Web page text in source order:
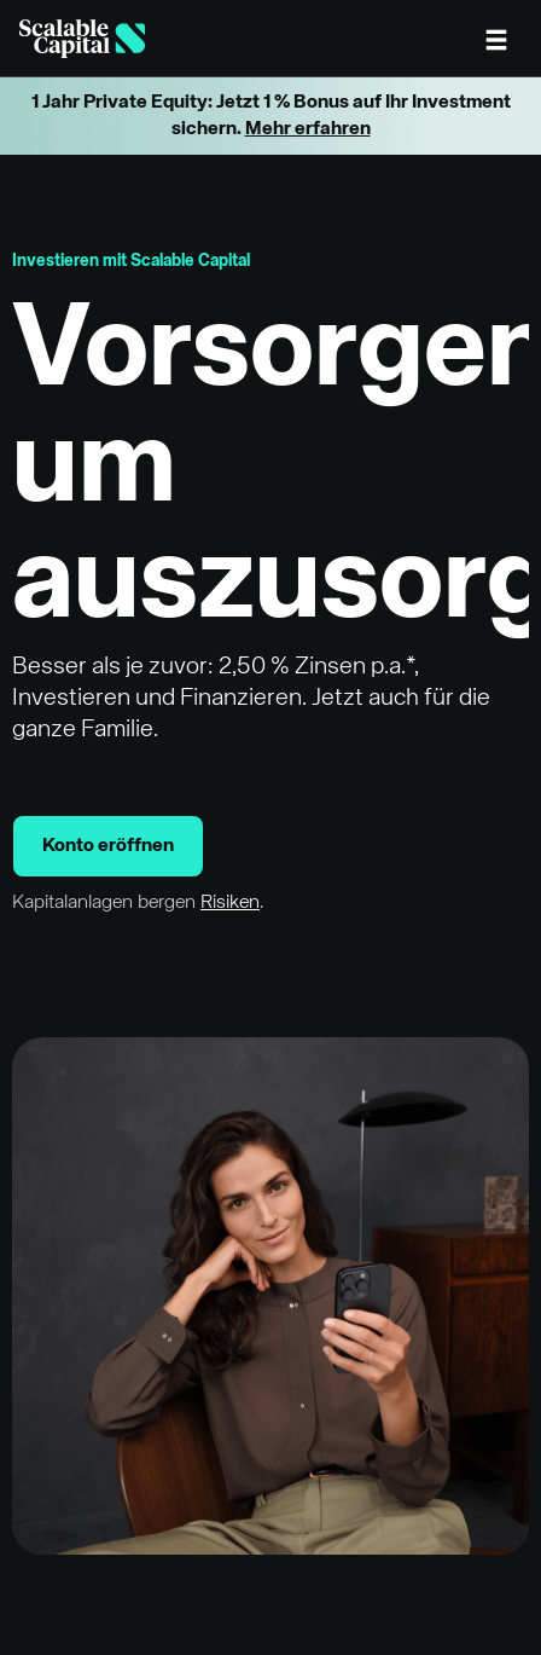
1 Jahr Private Equity: Jetzt 1 % Bonus auf Ihr Investment
sichern. Mehr erfahren
Investieren mit Scalable Capital
um
Besser als je zuvor: 2,50 % Zinsen p.a.*,
Investieren und Finanzieren. Jetzt auch für die
ganze Familie.
Konto eröffnen
Kapitalanlagen bergen Risiken.